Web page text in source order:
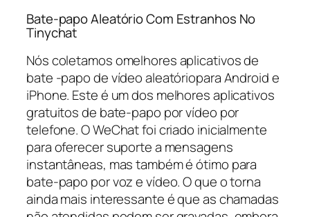
Bate-papo Aleatório Com Estranhos No
Tinychat
Nós coletamos omelhores aplicativos de
bate -papo de vídeo aleatóriopara Android e
iPhone. Este é um dos melhores aplicativos
gratuitos de bate-papo por vídeo por
telefone. O WeChat foi criado inicialmente
para oferecer suporte a mensagens
instantâneas, mas também é ótimo para
bate-papo por voz e vídeo. O que o torna
ainda mais interessante é que as chamadas